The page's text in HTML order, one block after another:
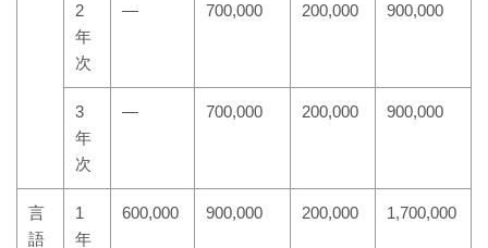
2
年
次
― 700,000 200,000 900,000
3
年
次
― 700,000 200,000 900,000
言
語
1
年
600,000 900,000 200,000 1,700,000